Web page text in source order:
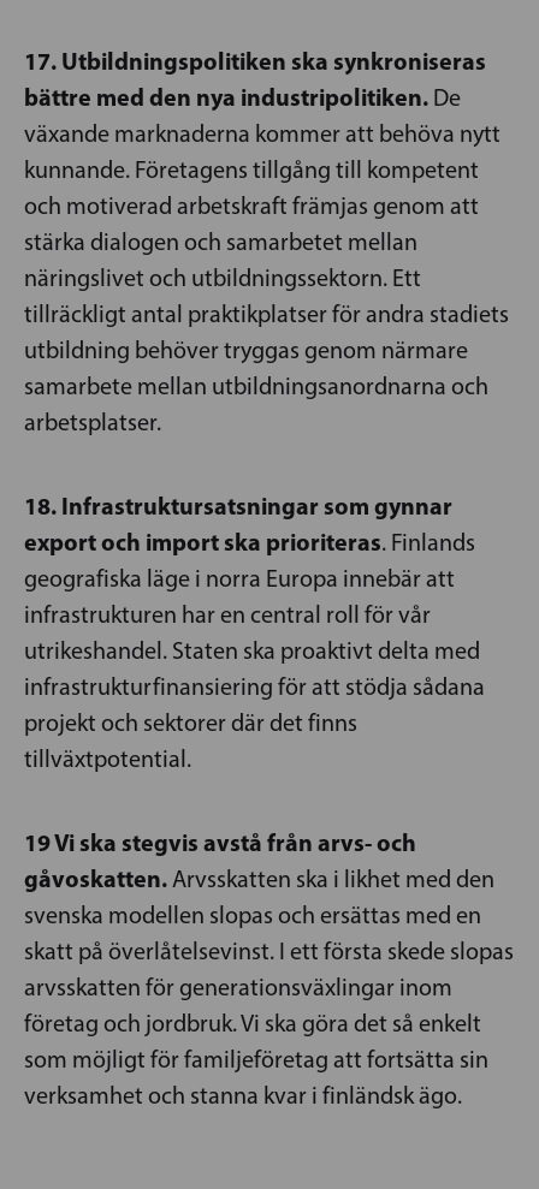
17. Utbildningspolitiken ska synkroniseras
bättre med den nya industripolitiken. De
växande marknaderna kommer att behöva nytt
kunnande. Företagens tillgång till kompetent
och motiverad arbetskraft främjas genom att
stärka dialogen och samarbetet mellan
näringslivet och utbildningssektorn. Ett
tillräckligt antal praktikplatser för andra stadiets
utbildning behöver tryggas genom närmare
samarbete mellan utbildningsanordnarna och
arbetsplatser.
18. Infrastruktursatsningar som gynnar
export och import ska prioriteras. Finlands
geografiska läge i norra Europa innebär att
infrastrukturen har en central roll för vår
utrikeshandel. Staten ska proaktivt delta med
infrastrukturfinansiering för att stödja sådana
projekt och sektorer där det finns
tillväxtpotential.
19 Vi ska stegvis avstå från arvs- och
gåvoskatten.Arvsskatten ska i likhet med den
svenska modellen slopas och ersättas med en
skatt på överlåtelsevinst. I ett första skede slopas
arvsskatten för generationsväxlingar inom
företag och jordbruk. Vi ska göra det så enkelt
som möjligt för familjeföretag att fortsätta sin
verksamhet och stanna kvar i finländsk ägo.